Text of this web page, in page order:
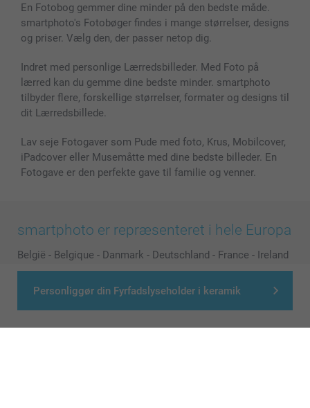
Personliggør din Fyrfadslyseholder i keramik
En Fotobog gemmer dine minder på den bedste måde.
smartphoto's Fotobøger findes i mange størrelser, designs
og priser. Vælg den, der passer netop dig.
Indret med personlige Lærredsbilleder. Med Foto på
lærred kan du gemme dine bedste minder. smartphoto
tilbyder flere, forskellige størrelser, formater og designs til
dit Lærredsbillede.
Lav seje Fotogaver som Pude med foto, Krus, Mobilcover,
iPadcover eller Musemåtte med dine bedste billeder. En
Fotogave er den perfekte gave til familie og venner.
smartphoto er repræsenteret i hele Europa
België - Belgique - Danmark - Deutschland - France - Ireland
- Nederland - Norge - Österreich - Schweiz - Suisse -
Switzerland - Suomi Sverige - United Kingdom -